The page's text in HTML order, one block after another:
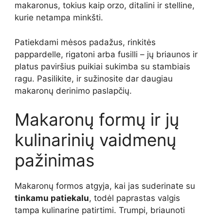
makaronus, tokius kaip orzo, ditalini ir stelline,
kurie netampa minkšti.
Patiekdami mėsos padažus, rinkitės
pappardelle, rigatoni arba fusilli – jų briaunos ir
platus paviršius puikiai sukimba su stambiais
ragu. Pasilikite, ir sužinosite dar daugiau
makaronų derinimo paslapčių.
Makaronų formų ir jų
kulinarinių vaidmenų
pažinimas
Makaronų formos atgyja, kai jas suderinate su
tinkamu patiekalu, todėl paprastas valgis
tampa kulinarine patirtimi. Trumpi, briaunoti